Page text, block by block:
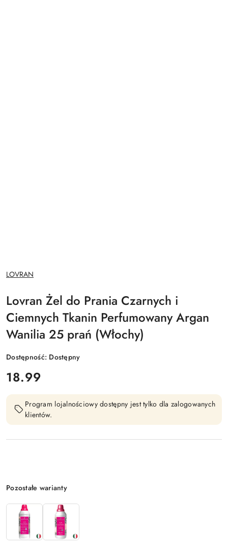
NAZWA
PRODUCENTA:
LOVRAN
Lovran Żel do Prania Czarnych i
Ciemnych Tkanin Perfumowany Argan
Wanilia 25 prań (Włochy)
Dostępność: Dostępny
cena:
18.99
Program lojalnościowy dostępny jest tylko dla zalogowanych
klientów.
Wariant
Pozostałe warianty